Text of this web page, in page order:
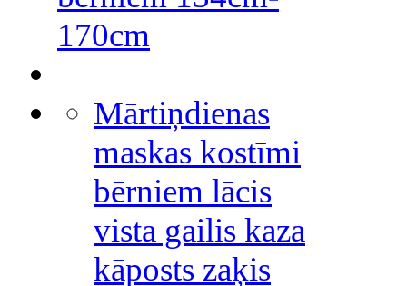
170cm
Mārtiņdienas
maskas kostīmi
bērniem lācis
vista gailis kaza
kāposts zaķis